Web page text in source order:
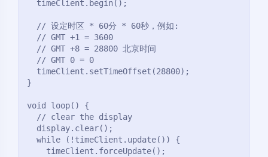
  timeClient.begin();
  // 设定时区 * 60分 * 60秒，例如:
  // GMT +1 = 3600
  // GMT +8 = 28800 北京时间
  // GMT 0 = 0
  timeClient.setTimeOffset(28800);
}
void loop() {
  // clear the display
  display.clear();
  while (!timeClient.update()) {
    timeClient.forceUpdate();